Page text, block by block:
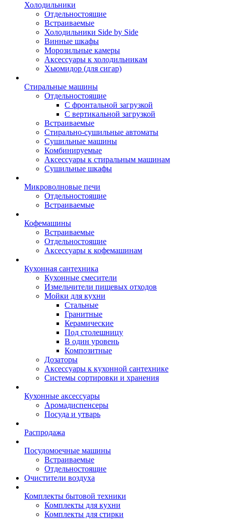
Холодильники
Отдельностоящие
Встраиваемые
Холодильники Side by Side
Винные шкафы
Морозильные камеры
Аксессуары к холодильникам
Хьюмидор (для сигар)
Стиральные машины
Отдельностоящие
С фронтальной загрузкой
С вертикальной загрузкой
Встраиваемые
Стирально-сушильные автоматы
Сушильные машины
Комбинируемые
Аксессуары к стиральным машинам
Сушильные шкафы
Микроволновые печи
Отдельностоящие
Встраиваемые
Кофемашины
Встраиваемые
Отдельностоящие
Аксессуары к кофемашинам
Кухонная сантехника
Кухонные смесители
Измельчители пищевых отходов
Мойки для кухни
Стальные
Гранитные
Керамические
Под столешницу
В один уровень
Композитные
Дозаторы
Аксессуары к кухонной сантехнике
Системы сортировки и хранения
Кухонные аксессуары
Аромадиспенсеры
Посуда и утварь
Распродажа
Посудомоечные машины
Встраиваемые
Отдельностоящие
Очистители воздуха
Комплекты бытовой техники
Комплекты для кухни
Комплекты для стирки